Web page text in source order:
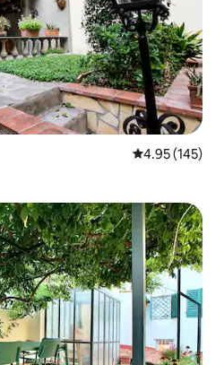
औसत रेटिंग 5 में से
4.95 (145)